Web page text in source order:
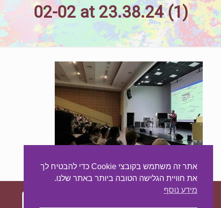
02-02 at 23.38.24 (1)
אתר זה משתמש בקובצי Cookie כדי להבטיח לך
את חוויית הגלישה הטובה ביותר באתר שלנו.
מידע נוסף